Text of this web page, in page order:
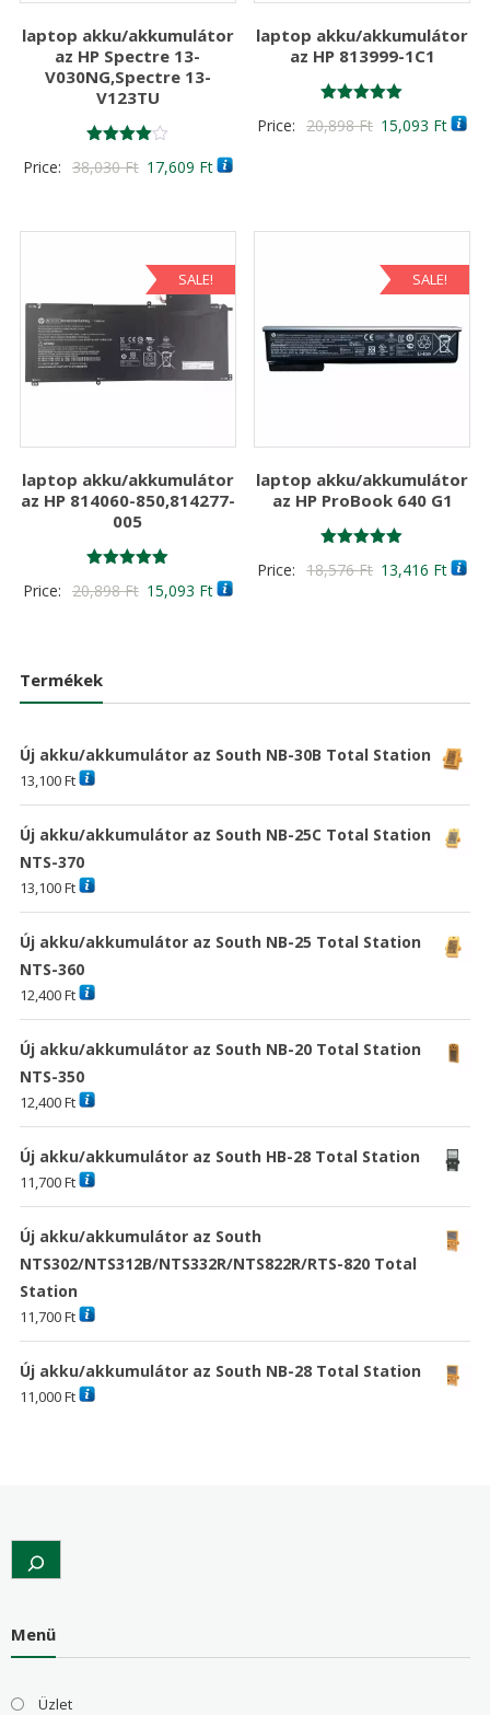
laptop akku/akkumulátor
az HP Spectre 13-
V030NG,Spectre 13-
V123TU
4.00
Price: 38,030Ft Original
17,609 FtCurrent
laptop akku/akkumulátor
az HP 813999-1C1
5.00
Price: 20,898Ft Original
15,093 Ft
SALE!
laptop akku/akkumulátor
az HP 814060-850,814277-
005
5.00
Price: 20,898Ft Original
15,093 FtCurrent
SALE!
laptop akku/akkumulátor
az HP ProBook 640 G1
5.00
Price: 18,576Ft Original
13,416 Ft
Termékek
Új akku/akkumulátor az South NB-30B Total Station
13,100Ft
Új akku/akkumulátor az South NB-25C Total Station
NTS-370
13,100Ft
Új akku/akkumulátor az South NB-25 Total Station
NTS-360
12,400Ft
Új akku/akkumulátor az South NB-20 Total Station
NTS-350
12,400Ft
Új akku/akkumulátor az South HB-28 Total Station
11,700Ft
Új akku/akkumulátor az South
NTS302/NTS312B/NTS332R/NTS822R/RTS-820 Total
Station
11,700Ft
Új akku/akkumulátor az South NB-28 Total Station
11,000Ft
Search
Menü
Üzlet